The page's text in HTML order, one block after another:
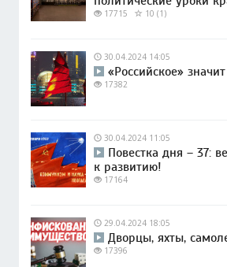
17715 10 (1)
30.04.2024 14:05
«Российское»
17382
30.04.2024 11:05
Повестка дня – 37:
к развитию!
17164
29.04.2024 18:05
Дворцы, яхты,
17396